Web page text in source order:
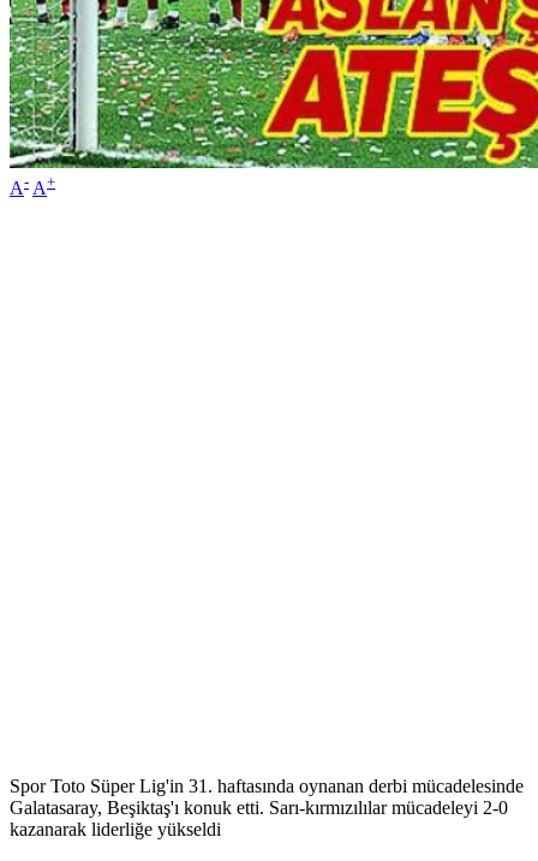
A- A+
Spor Toto Süper Lig'in 31. haftasında oynanan derbi mücadelesinde
Galatasaray, Beşiktaş'ı konuk etti. Sarı-kırmızılılar mücadeleyi 2-0
kazanarak liderliğe yükseldi